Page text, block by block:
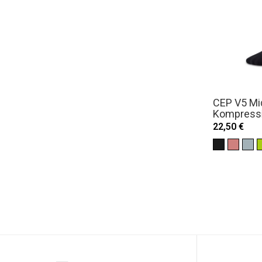
CEP V5
22,50 €